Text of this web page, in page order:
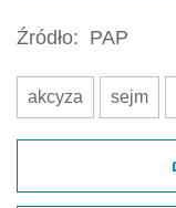
Źródło: PAP
akcyza sejm